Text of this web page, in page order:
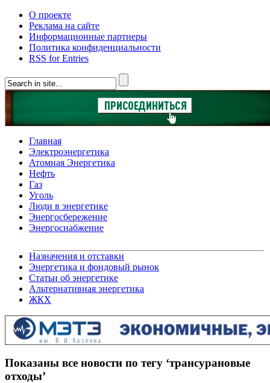
О проекте
Реклама на сайте
Информационные партнеры
Политика конфиденциальности
RSS for Entries
Главная
Электроэнергетика
Атомная Энергетика
Нефть
Газ
Уголь
Люди в энергетике
Энергосбережение
Энергоснабжение
Назначения и отставки
Энергетика и фондовый рынок
Статьи об энергетике
Альтернативная энергетика
ЖКХ
Показаны все новости по тегу ‘трансурановые
отходы’